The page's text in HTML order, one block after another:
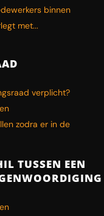
binnen
met...
verplicht?
zodra er in de
TUSSEN EEN